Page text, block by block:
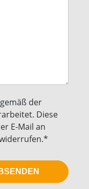
der
Diese
E-Mail an